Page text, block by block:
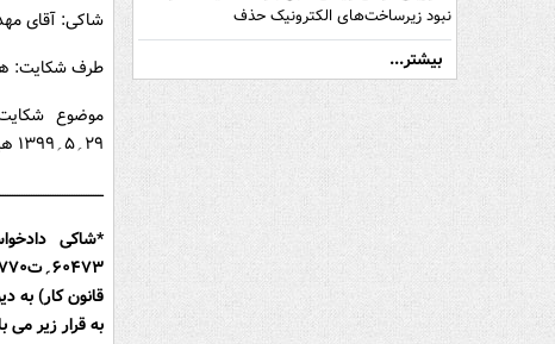
نبود زیرساخت‌های الکترونیک حذف
دفترچه‌های بیمه اشتباه مضاعف است
بیشتر...
شاکی: آقای
طرف شکایت:
۲۹؍۵؍۱۳۹۹ هیأت وزیران- با موضوع کمک‌هزینه مسکن کارگران مشمول قانون کار)
*شاکی
قانون کار) به
به قرار زیر می